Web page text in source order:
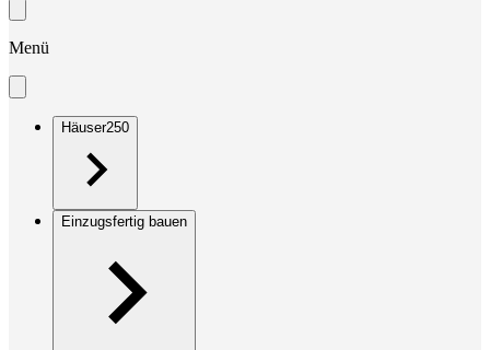
Menü
Häuser250
Einzugsfertig bauen